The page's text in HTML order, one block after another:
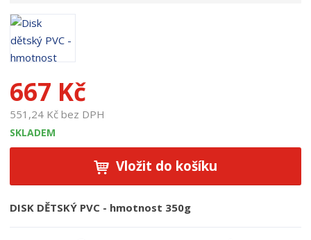
o
d
u
t
u
:
1
9
667 Kč
551,24 Kč bez DPH
SKLADEM
Vložit do košíku
DISK DĚTSKÝ PVC - hmotnost 350g